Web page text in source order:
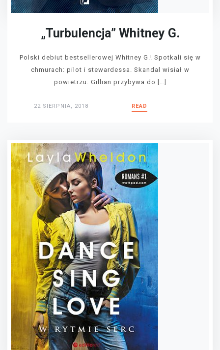
„Turbulencja” Whitney G.
Polski debiut bestsellerowej Whitney G.! Spotkali się w
chmurach: pilot i stewardessa. Skandal wisiał w
powietrzu. Gillian przybywa do […]
22 SIERPNIA, 2018 READ